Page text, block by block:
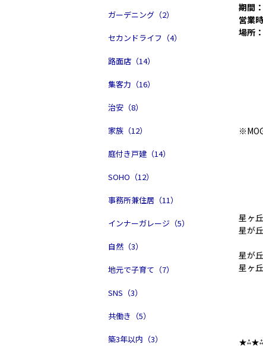
ガーデニング（2）
セカンドライフ（4）
路面店（14）
集客力（16）
治安（8）
家族（12）
庭付き戸建（14）
SOHO（12）
事務所兼住居（11）
インナーガレージ（5）
自然（3）
地元で子育て（7）
SNS（3）
共働き（5）
築3年以内（3）
期間
営業
場所
星ヶ
星が
星が
星ヶ